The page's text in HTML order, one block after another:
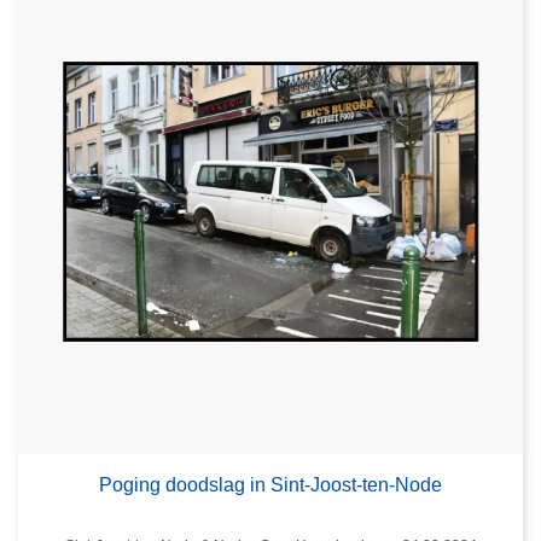
Poging doodslag in Sint-Joost-ten-Node